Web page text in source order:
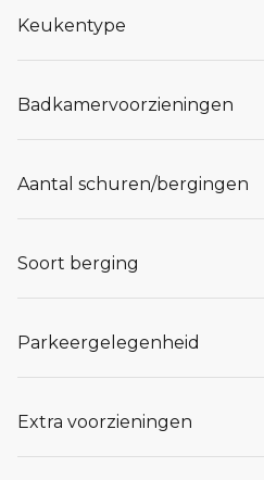
Keukentype
Badkamervoorzieningen
Aantal schuren/bergingen
Soort berging
Parkeergelegenheid
Extra voorzieningen